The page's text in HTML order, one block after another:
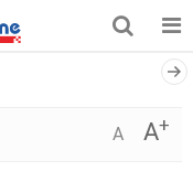
A A+